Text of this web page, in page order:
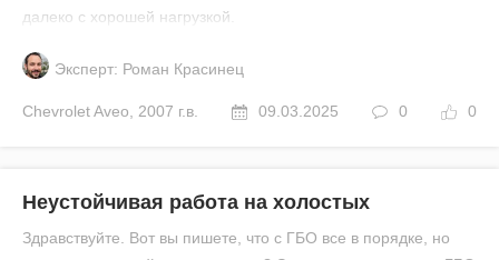
далеко с хорошей нагрузкой.
Эксперт: Роман Красинец
ChevroletAveo 2007 г.в. 09.03.2025 0 0
Неустойчивая работа на холостых
Здравствуйте. Вот вы пишете, что с ГБО все в порядке, но